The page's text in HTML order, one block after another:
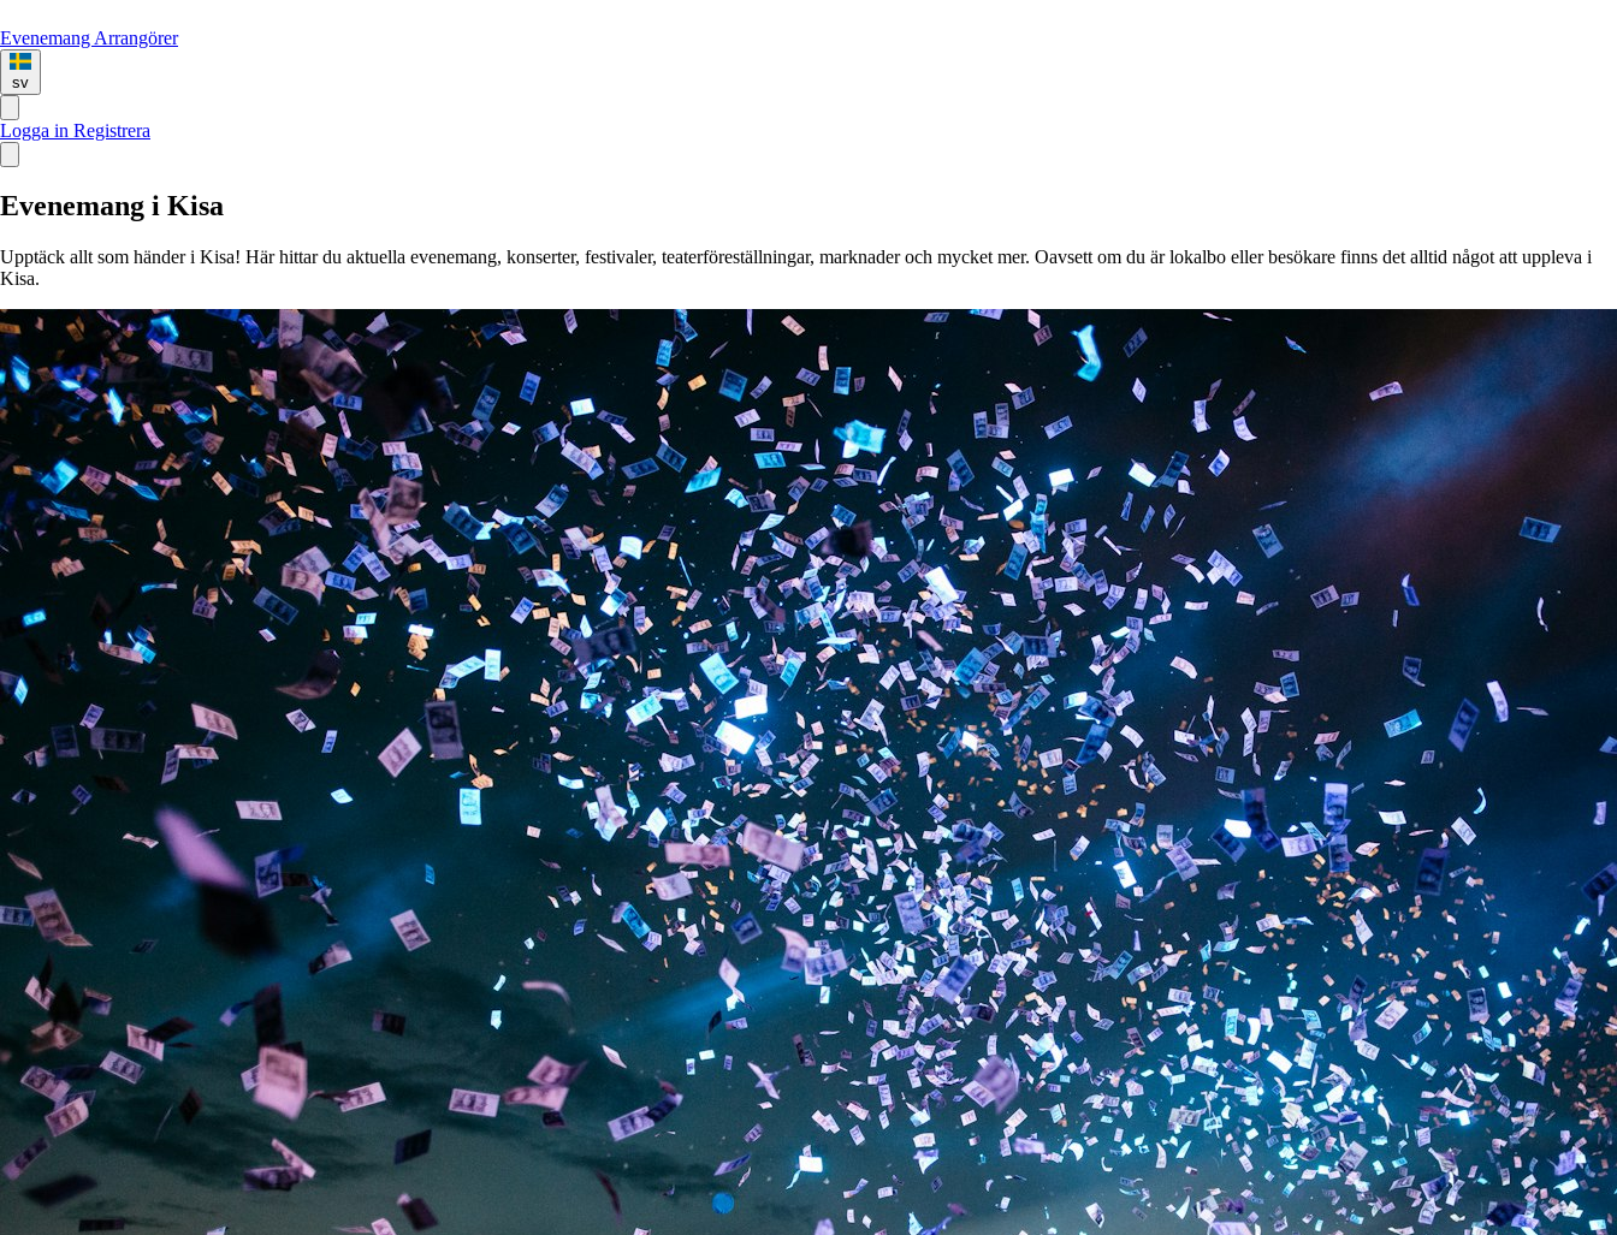
Evenemang Arrangörer
sv
Logga in Registrera
Evenemang i Kisa
Upptäck allt som händer i Kisa! Här hittar du aktuella evenemang, konserter, festivaler, teaterföreställningar, marknader och mycket mer. Oavsett om du är lokalbo eller besökare finns det alltid något att uppleva i
Kisa.